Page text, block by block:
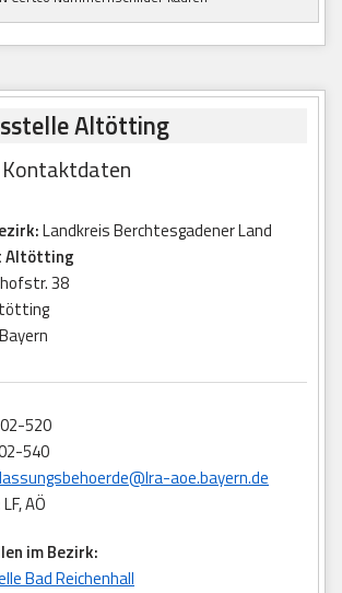
Altötting
Kontaktdaten
Landkreis Berchtesgadener Land
Altötting
38
Bayern
520
540
aoe.bayern.de
LF, AÖ
im Bezirk:
Bad Reichenhall